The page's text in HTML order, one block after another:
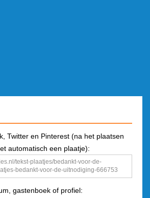
Twitter en Pinterest (na het plaatsen
automatisch een plaatje):
gastenboek of profiel: